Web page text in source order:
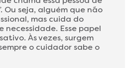
Ou seja, alguém que não
mas cuida do
necessidade. Esse papel
Às vezes, surgem
o cuidador sabe o